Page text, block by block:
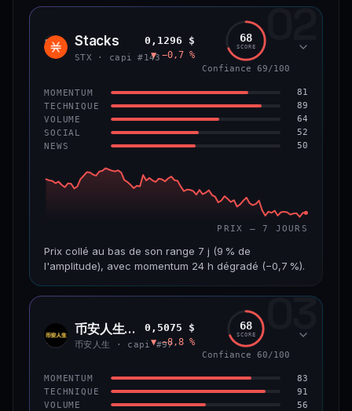
CAP. MARCHÉ VOLUME 24 H
VAR. 7 J VAR. 30 J
−9,9 %
VS ATH
−55,9 %
CONFIANCE 66/100
02
STX Stacks
STX · capi #143
0,1296 $
▼ −0,7 %
68
SCORE
Confiance 69/100
MOMENTUM 81
TECHNIQUE 89
VOLUME 64
SOCIAL 52
NEWS 50
PRIX — 7 JOURS
Prix collé au bas de son range 7 j (9 % de
l'amplitude), avec momentum 24 h dégradé (−0,7 %).
CAP. MARCHÉ VOLUME 24 H
VAR. 7 J VAR. 30 J
−22,2 %
VS ATH
−96,6 %
RANG CAPI.
#143
03
币安
人生
币安人生 (BinanceLife)
币安人生 · capi #97
0,5075 $
▼ −8,8 %
68
SCORE
Confiance 60/100
MOMENTUM 83
TECHNIQUE 91
VOLUME 56